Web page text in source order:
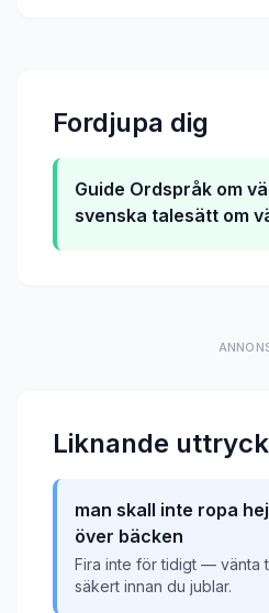
Fordjupa dig
Guide Ordspråk om
svenska talesätt om
Liknande uttryck
man skall inte ropa
över bäcken
Fira inte för tidigt — vänta
säkert innan du jublar.